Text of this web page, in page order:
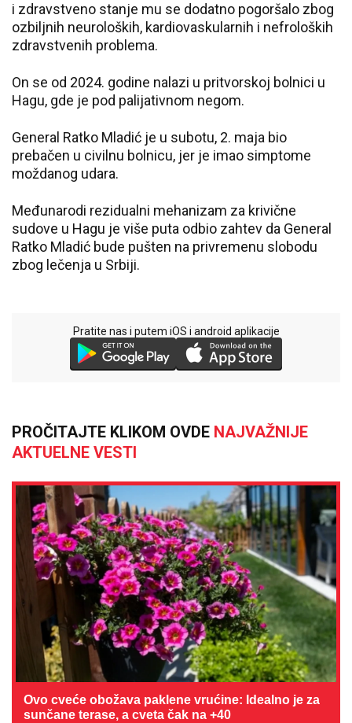
i zdravstveno stanje mu se dodatno pogoršalo zbog
ozbiljnih neuroloških, kardiovaskularnih i nefroloških
zdravstvenih problema.
On se od 2024. godine nalazi u pritvorskoj bolnici u
Hagu, gde je pod palijativnom negom.
General Ratko Mladić je u subotu, 2. maja bio
prebačen u civilnu bolnicu, jer je imao simptome
moždanog udara.
Međunarodi rezidualni mehanizam za krivične
sudove u Hagu je više puta odbio zahtev da General
Ratko Mladić bude pušten na privremenu slobodu
zbog lečenja u Srbiji.
Pratite nas i putem iOS i android aplikacije
PROČITAJTE KLIKOM OVDE NAJVAŽNIJE
AKTUELNE VESTI
Ovo cveće obožava paklene vrućine: Idealno je za
sunčane terase, a cveta čak na +40